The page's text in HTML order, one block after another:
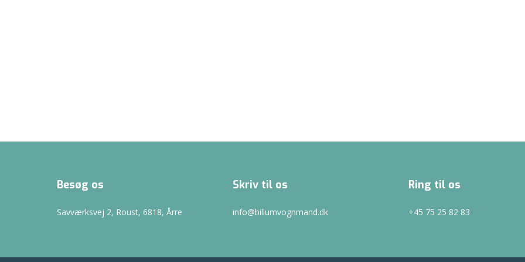
Besøg os
Savværksvej 2, Roust, 6818, Årre
Skriv til os
info@billumvognmand.dk
Ring til os
+45 75 25 82 83